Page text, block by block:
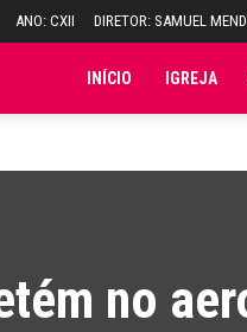
ANO: CXII DIRETOR: SAMUEL
INÍCIO IGREJA
no